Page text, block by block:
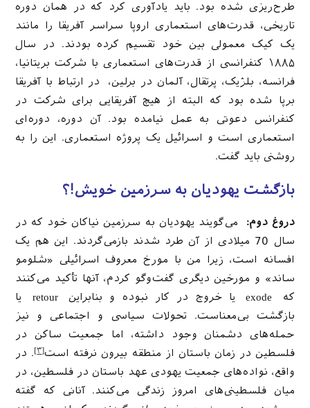
طرح‌ریزی شده بود. باید یادآوری کرد که در همان دوره
تاریخی، قدرت‌های استعماری اروپا سراسر آفریقا را مانند
یک کیک معمولی بین خود تقسیم کرده بودند. در سال
۱۸۸۵ کنفرانسی از قدرت‌های استعماری با شرکت بریتانیا،
فرانسه، بلژیک، پرتقال، آلمان در برلین، در ارتباط با آفریقا
برپا شده بود که البته از هیچ آفریقایی برای شرکت در
کنفرانس دعوتی به عمل نیامده بود. آن دوره، دوره‌ای
استعماری است و اسرائیل یک پروژه استعماری. این را به
روشنی باید گفت.
بازگشت یهودیان به سرزمین خویش!؟
دروغ دوم:
می‌گویند یهودیان به سرزمین نیاکان خود که در
سال 70 میلادی از آن طرد شدند بازمی‌گردند. این هم یک
افسانه است، زیرا من با مورخ معروف اسرائیلی «شلومو
ساند» و مورخین دیگری گفت‌وگو کردم، آنها تأکید می‌کنند
که exode یا خروج در کار نبوده و بنابراین retour یا
بازگشت بی‌معناست. تحولات سیاسی و اجتماعی و نیز
حمله‌های دشمنان وجود داشته، اما جمعیت ساکن در
فلسطین در زمان باستان از منطقه بیرون نرفته است[۳]
. در
واقع، نواده‌های جمعیت یهودی عهد باستان در فلسطین، در
میان فلسطینی‌های امروز زندگی می‌کنند. آنانی که گفته